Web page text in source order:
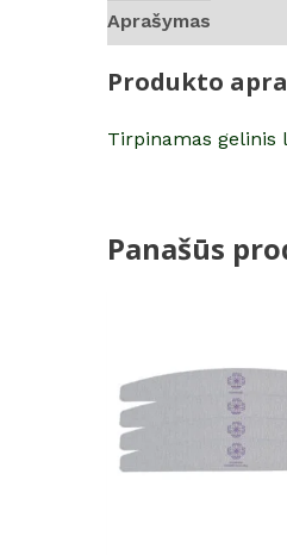
Aprašymas
Produkto
Tirpinamas gelinis
Panašūs